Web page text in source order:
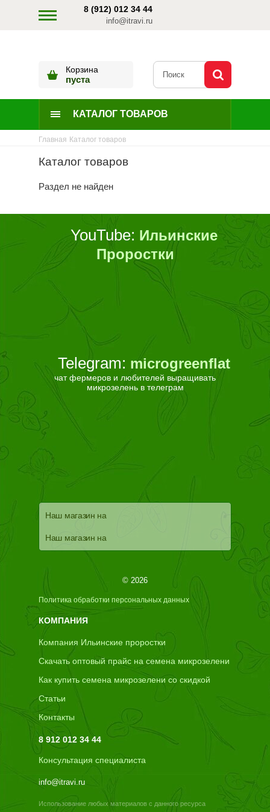
8 (912) 012 34 44
info@itravi.ru
Корзина
пуста
КАТАЛОГ ТОВАРОВ
Главная Каталог товаров
Каталог товаров
Раздел не найден
YouTube: Ильинские
Проростки
Telegram: microgreenflat
чат фермеров и любителей выращивать
микрозелень в телеграм
Наш магазин на
Наш магазин на
© 2026
Политика обработки персональных данных
КОМПАНИЯ
Компания Ильинские проростки
Скачать оптовый прайс на семена микрозелени
Как купить семена микрозелени со скидкой
Статьи
Контакты
8 912 012 34 44
Консультация специалиста
info@itravi.ru
Использование любых материалов с данного ресурса